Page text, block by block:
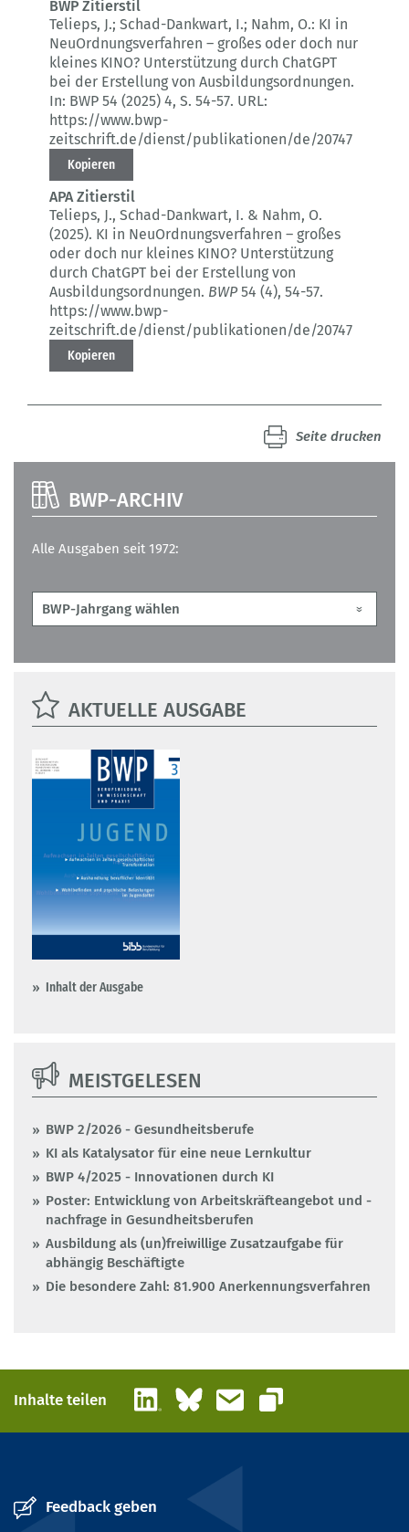
BWP Zitierstil
Telieps, J.; Schad-Dankwart, I.; Nahm, O.: KI in
NeuOrdnungsverfahren – großes oder doch nur
kleines KINO? Unterstützung durch ChatGPT
bei der Erstellung von Ausbildungsordnungen.
In: BWP 54 (2025) 4, S. 54-57. URL:
https://www.bwp-
zeitschrift.de/dienst/publikationen/de/20747
Kopieren
APA Zitierstil
Telieps, J., Schad-Dankwart, I. & Nahm, O.
(2025). KI in NeuOrdnungsverfahren – großes
oder doch nur kleines KINO? Unterstützung
durch ChatGPT bei der Erstellung von
Ausbildungsordnungen. BWP54 (4), 54-57.
https://www.bwp-
zeitschrift.de/dienst/publikationen/de/20747
Kopieren
Seite drucken
BWP-ARCHIV
Alle Ausgaben seit 1972:
AKTUELLE AUSGABE
Inhalt der Ausgabe
MEISTGELESEN
BWP 2/2026 - Gesundheitsberufe
KI als Katalysator für eine neue Lernkultur
BWP 4/2025 - Innovationen durch KI
Poster: Entwicklung von Arbeitskräfteangebot und -
nachfrage in Gesundheitsberufen
Ausbildung als (un)freiwillige Zusatzaufgabe für
abhängig Beschäftigte
Die besondere Zahl: 81.900 Anerkennungsverfahren
Inhalte teilen LinkedInBlueskyE-Mail
Link kopieren
Feedback geben